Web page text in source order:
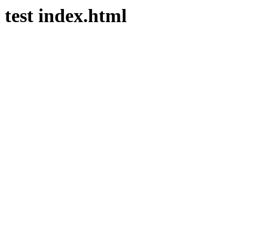
test index.html